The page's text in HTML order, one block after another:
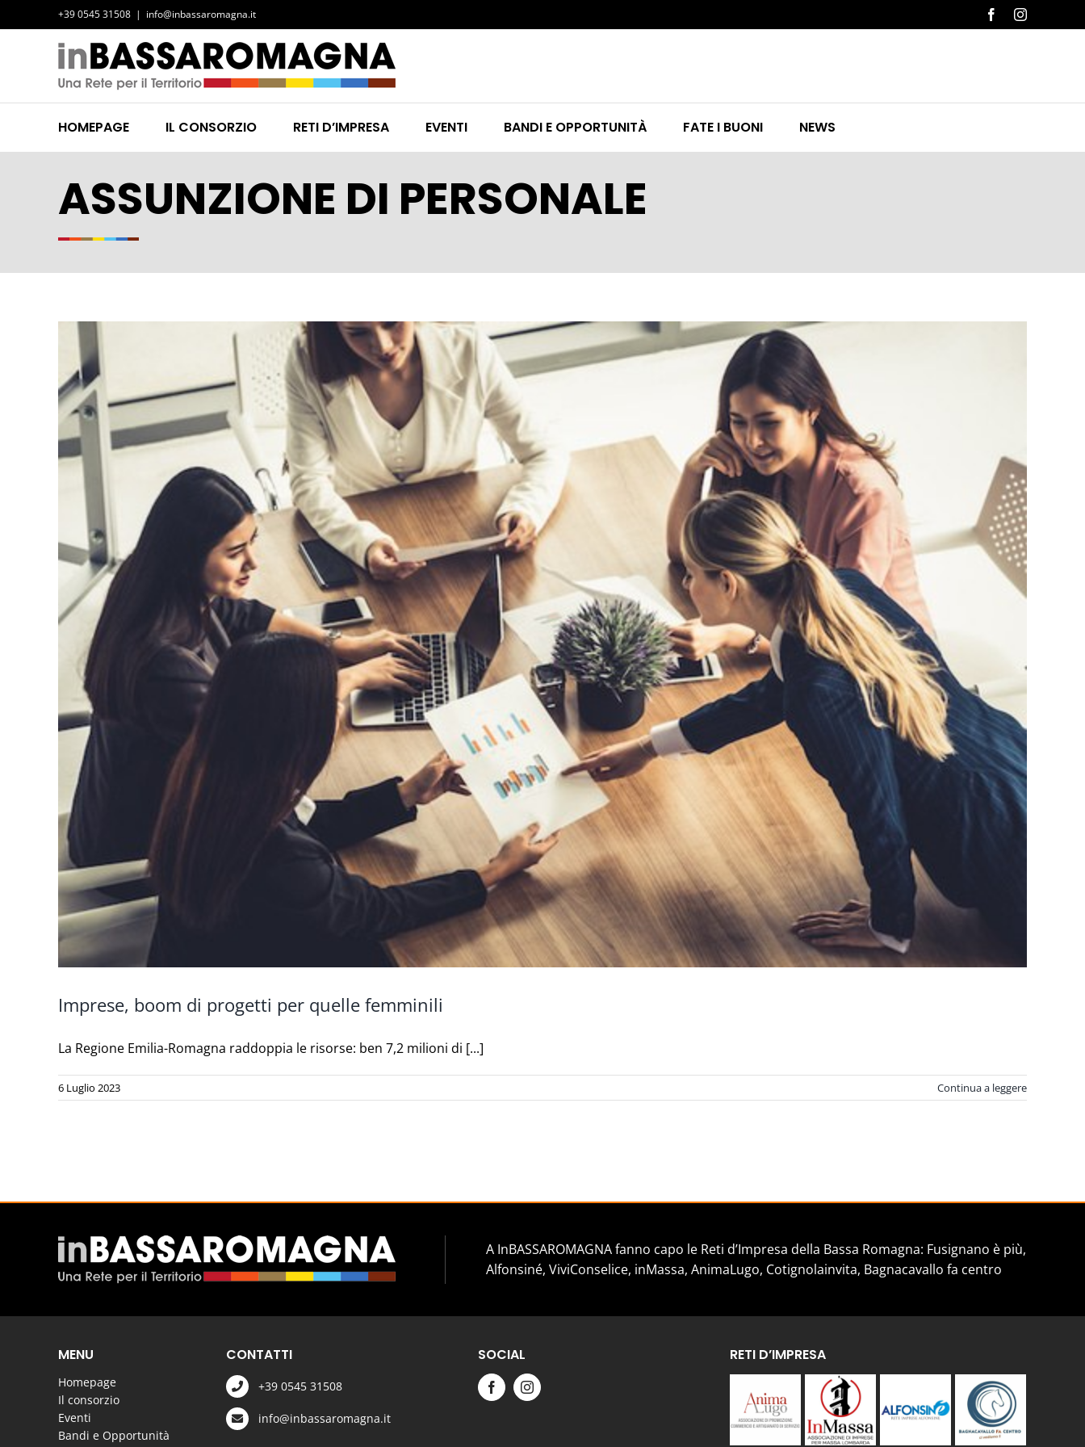
al
contenuto
+39 0545 31508 | info@inbassaromagna.it FacebookInstagram
HOMEPAGE IL CONSORZIO RETI D’IMPRESA EVENTI BANDI E OPPORTUNITÀ FATE I BUONI NEWS
ASSUNZIONE DI PERSONALE
Imprese, boom di progetti per quelle femminili
La Regione Emilia-Romagna raddoppia le risorse: ben 7,2 milioni di [...]
6 Luglio 2023 Continua a leggere
A InBASSAROMAGNA fanno capo le Reti d’Impresa della Bassa Romagna: Fusignano è più,
Alfonsiné, ViviConselice, inMassa, AnimaLugo, Cotignolainvita, Bagnacavallo fa centro
MENU
Homepage
Il consorzio
Eventi
Bandi e Opportunità
CONTATTI
+39 0545 31508
info@inbassaromagna.it
SOCIAL RETI D’IMPRESA